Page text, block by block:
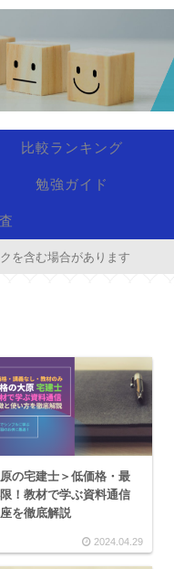
比較ランキング
勉強ガイド
を含む場合があります
の宅建士＞低価格・最
！教材で学ぶ資料通信
を徹底解説
2024.04.29